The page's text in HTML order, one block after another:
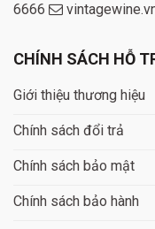
6666
CHÍNH SÁCH HỖ
Giới thiệu thương hiệu
Chính sách đổi trả
Chính sách bảo mật
Chính sách bảo hành